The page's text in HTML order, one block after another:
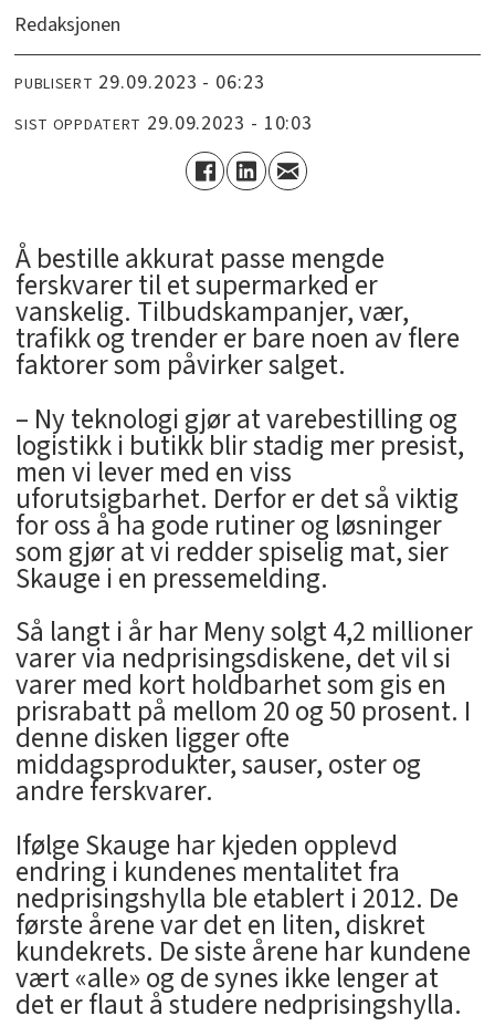
Redaksjonen
PUBLISERT 29.09.2023 - 06:23
SIST OPPDATERT 29.09.2023 - 10:03
Å bestille akkurat passe mengde
ferskvarer til et supermarked er
vanskelig. Tilbudskampanjer, vær,
trafikk og trender er bare noen av flere
faktorer som påvirker salget.
– Ny teknologi gjør at varebestilling og
logistikk i butikk blir stadig mer presist,
men vi lever med en viss
uforutsigbarhet. Derfor er det så viktig
for oss å ha gode rutiner og løsninger
som gjør at vi redder spiselig mat, sier
Skauge i en pressemelding.
Så langt i år har Meny solgt 4,2 millioner
varer via nedprisingsdiskene, det vil si
varer med kort holdbarhet som gis en
prisrabatt på mellom 20 og 50 prosent. I
denne disken ligger ofte
middagsprodukter, sauser, oster og
andre ferskvarer.
Ifølge Skauge har kjeden opplevd
endring i kundenes mentalitet fra
nedprisingshylla ble etablert i 2012. De
første årene var det en liten, diskret
kundekrets. De siste årene har kundene
vært «alle» og de synes ikke lenger at
det er flaut å studere nedprisingshylla.